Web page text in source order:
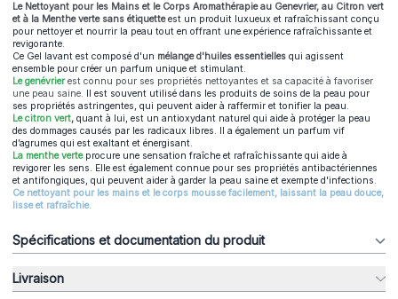
Le Nettoyant pour les Mains et le Corps Aromathérapie au Genevrier, au Citron vert
et à la Menthe verte sans étiquetteest un produit luxueux et rafraîchissant conçu
pour nettoyer et nourrir la peau tout en offrant une expérience rafraîchissante et
revigorante.
Ce Gel lavant est composé d'un mélange d'huiles essentielles qui agissent
ensemble pour créer un parfum unique et stimulant.
Le genévrier est connu pour ses propriétés nettoyantes et sa capacité à favoriser
une peau saine.
Il est souvent utilisé dans les produits de soins de la peau pour
ses propriétés astringentes, qui peuvent aider à raffermir et tonifier la peau.
Le citron vert, quant à lui, est un antioxydant naturel qui aide à protéger la peau
des dommages causés par les radicaux libres. Il a également un parfum vif
d’agrumes qui est exaltant et énergisant.
La menthe verteprocure une sensation fraîche et rafraîchissante qui aide à
revigorer les sens. Elle est également connue pour ses propriétés antibactériennes
et antifongiques, qui peuvent aider à garder la peau saine et exempte d'infections.
Ce nettoyant pour les mains et le corps mousse facilement, laissant la peau douce,
lisse et rafraîchie.
Spécifications et documentation du produit
Livraison